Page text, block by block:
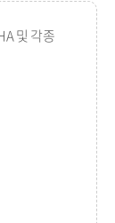
및 각종